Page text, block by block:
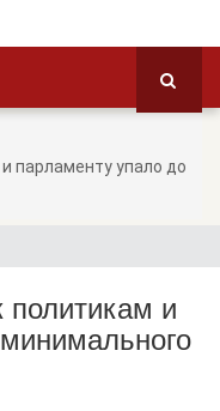
парламенту упало до
политикам и